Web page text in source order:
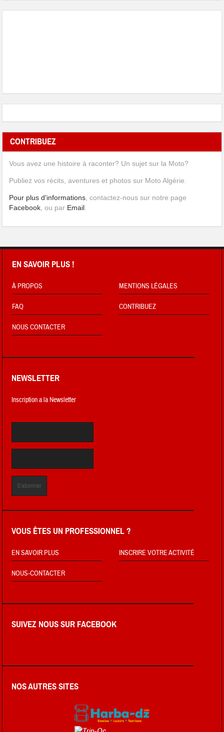
CONTRIBUEZ
Vous avez une histoire à raconter? Un sujet sur la Moto?
Publiez vos récits, aventures et photos sur Moto Algérie.
Pour plus d'informations , contactez-nous sur notre page
Facebook , ou par Email
EN SAVOIR PLUS !
À PROPOS MENTIONS LÉGALES
FAQ CONTRIBUEZ
NOUS CONTACTER
NEWSLETTER
Inscription a la Newsletter
VOUS ÊTES UN PROFESSIONNEL ?
EN SAVOIR PLUS INSCRIRE VOTRE ACTIVITÉ
NOUS-CONTACTER
SUIVEZ NOUS SUR FACEBOOK
NOS AUTRES SITES